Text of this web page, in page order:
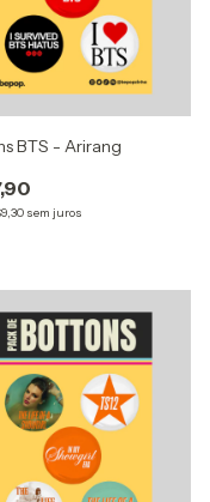
BTS - Arirang
sem juros